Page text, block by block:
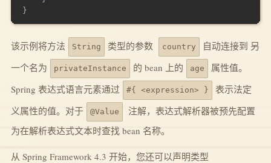
}
该示例将方法 String 类型的参数 country
自动连接到 另
一个名为
privateInstance 的 bean 上的 age
属性值。
Spring 表达式语言元素通过
#{ <expression> }
表示法定
义属性的值。对于
@Value
注解，表达式解析器被预先配置
为在解析表达式文本时查找 bean 名称。
从 Spring Framework 4.3 开始，您还可以声明类型